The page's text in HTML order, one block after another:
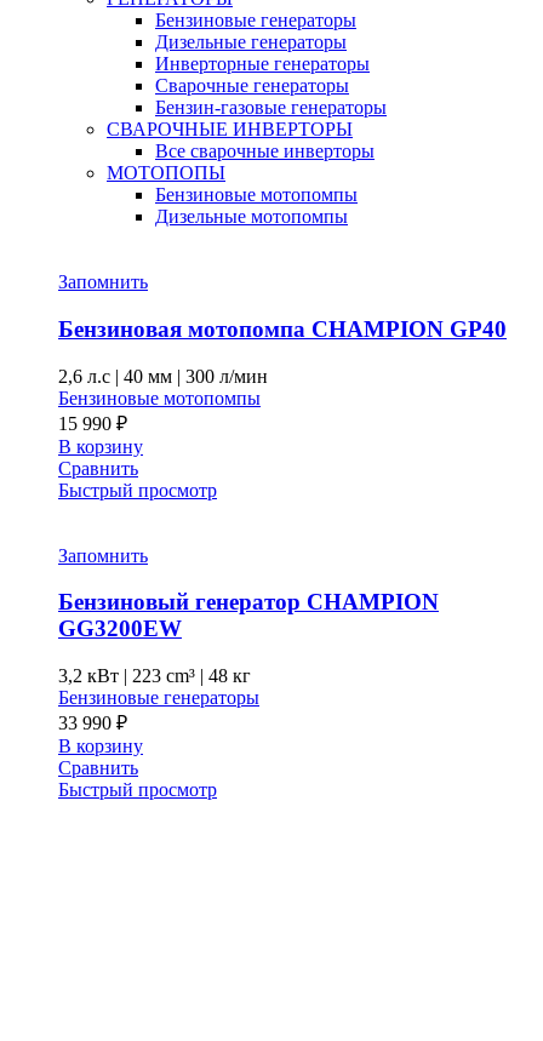
Бензиновые генераторы
Дизельные генераторы
Инверторные генераторы
Сварочные генераторы
Бензин-газовые генераторы
СВАРОЧНЫЕ ИНВЕРТОРЫ
Все сварочные инверторы
МОТОПОПЫ
Бензиновые мотопомпы
Дизельные мотопомпы
Запомнить
Бензиновая мотопомпа CHAMPION GP40
2,6 л.с | 40 мм | 300 л/мин
Бензиновые мотопомпы
15 990 ₽
В корзину
Сравнить
Быстрый просмотр
Запомнить
Бензиновый генератор CHAMPION
GG3200EW
3,2 кВт | 223 cm³ | 48 кг
Бензиновые генераторы
33 990 ₽
В корзину
Сравнить
Быстрый просмотр